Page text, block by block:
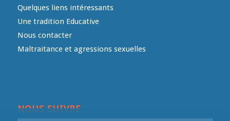
Quelques liens intéressants
Une tradition Educative
Nous contacter
Maltraitance et agressions sexuelles
NOUS SUIVRE